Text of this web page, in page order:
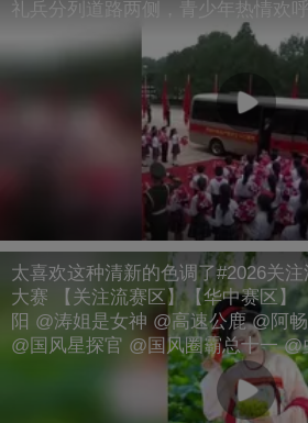
礼兵分列道路两侧，青少年热情欢
太喜欢这种清新的色调了#2026关
大赛 【关注流赛区】【华中赛区】
阳 @涛姐是女神 @高速公鹿 @阿
@国风星探官 @国风圈霸总十一